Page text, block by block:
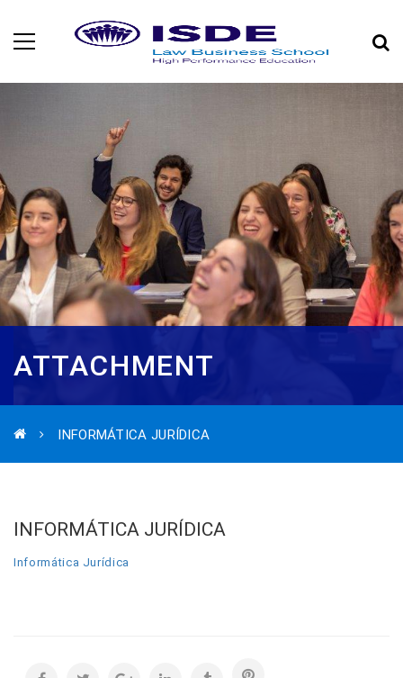
ATTACHMENT
INFORMÁTICA JURÍDICA
INFORMÁTICA JURÍDICA
Informática Jurídica